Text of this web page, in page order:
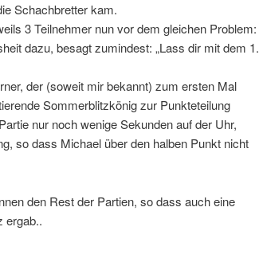
Schachbretter kam.
3 Teilnehmer nun vor dem gleichen Problem:
dazu, besagt zumindest: „Lass dir mit dem 1.
der (soweit mir bekannt) zum ersten Mal
Sommerblitzkönig zur Punkteteilung
nur noch wenige Sekunden auf der Uhr,
so dass Michael über den halben Punkt nicht
den Rest der Partien, so dass auch eine
ergab..